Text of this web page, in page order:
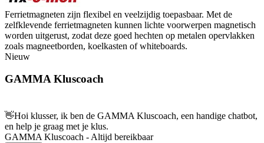
Ferrietmagneten zijn flexibel en veelzijdig toepasbaar. Met de
zelfklevende ferrietmagneten kunnen lichte voorwerpen magnetisch
worden uitgerust, zodat deze goed hechten op metalen opervlakken
zoals magneetborden, koelkasten of whiteboards.
Nieuw
GAMMA Kluscoach
👋Hoi klusser, ik ben de GAMMA Kluscoach, een handige chatbot,
en help je graag met je klus.
GAMMA Kluscoach - Altijd bereikbaar